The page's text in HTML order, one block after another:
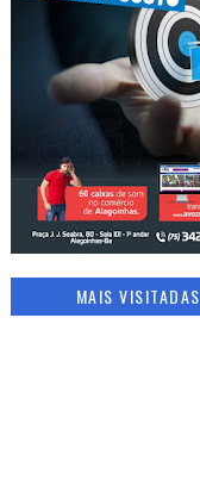
MAIS VISITADAS